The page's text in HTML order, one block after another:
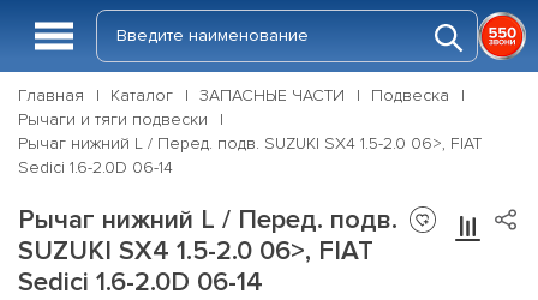
Главная Каталог ЗАПАСНЫЕ ЧАСТИ
Подвеска
Рычаги и тяги подвески
Рычаг нижний L / Перед. подв. SUZUKI SX4 1.5-2.0 06>, FIAT
Sedici 1.6-2.0D 06-14
Рычаг нижний L / Перед. подв.
SUZUKI SX4 1.5-2.0 06>, FIAT
Sedici 1.6-2.0D 06-14